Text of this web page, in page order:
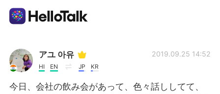
語学交換アプリ
AI Grammar Checker
アユ 아유
HI EN JP KR
2019.09.25 14:52
今日、会社の飲み会があって、色々話ししてて、